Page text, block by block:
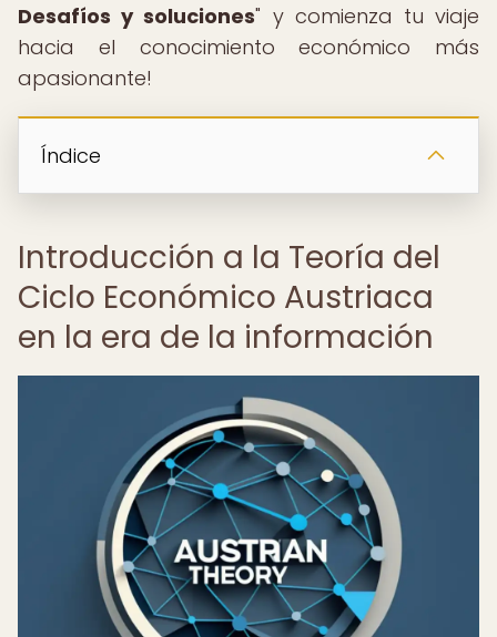
Desafíos y soluciones" y comienza tu viaje
hacia el conocimiento económico más
apasionante!
Índice
Introducción a la Teoría del
Ciclo Económico Austriaca
en la era de la información